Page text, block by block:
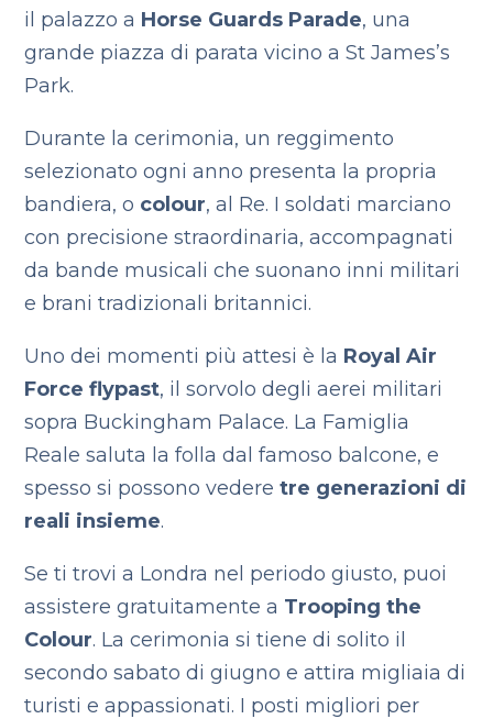
il palazzo a Horse Guards Parade, una
grande piazza di parata vicino a St James’s
Park.
Durante la cerimonia, un reggimento
selezionato ogni anno presenta la propria
bandiera, o colour, al Re. I soldati marciano
con precisione straordinaria, accompagnati
da bande musicali che suonano inni militari
e brani tradizionali britannici.
Uno dei momenti più attesi è la Royal Air
Force flypast, il sorvolo degli aerei militari
sopra Buckingham Palace. La Famiglia
Reale saluta la folla dal famoso balcone, e
spesso si possono vederetre generazioni di
reali insieme.
Se ti trovi a Londra nel periodo giusto, puoi
assistere gratuitamente a Trooping the
Colour. La cerimonia si tiene di solito il
secondo sabato di giugno e attira migliaia di
turisti e appassionati. I posti migliori per